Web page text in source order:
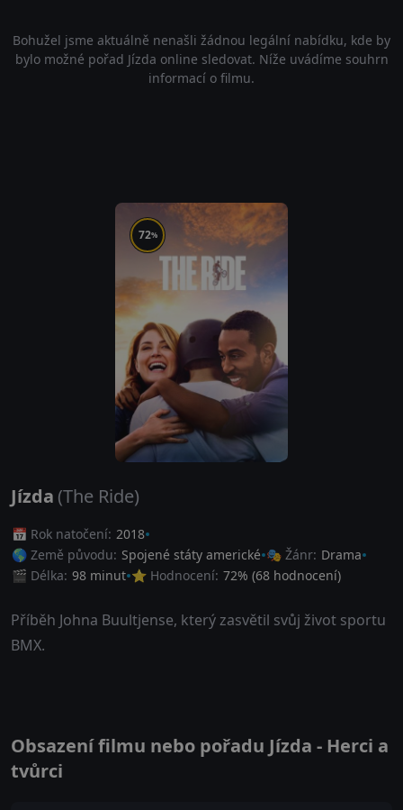
Bohužel jsme aktuálně nenašli žádnou legální nabídku, kde by
bylo možné pořad Jízda online sledovat. Níže uvádíme souhrn
informací o filmu.
72%
Jízda (The Ride)
📅 Rok natočení: 2018
🌎 Země původu: Spojené státy americké 🎭 Žánr: Drama
🎬 Délka: 98 minut ⭐ Hodnocení: 72% (68 hodnocení)
Příběh Johna Buultjense, který zasvětil svůj život sportu
BMX.
Obsazení filmu nebo pořadu Jízda - Herci a
tvůrci